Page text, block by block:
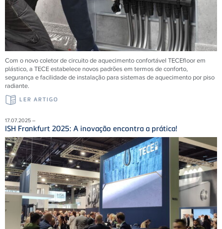
Com o novo coletor de circuito de aquecimento confortável TECEfloor em
plástico, a TECEestabelece novos padrões em termos de conforto,
segurança e facilidade de instalação para sistemas de aquecimento por piso
radiante.
LER ARTIGO
17.07.2025 –
ISH Frankfurt 2025: A inovação encontra a prática!